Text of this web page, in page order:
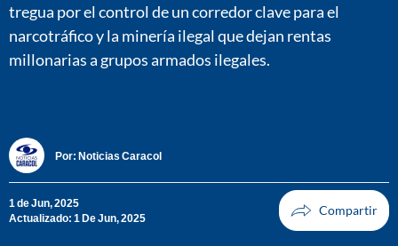
tregua por el control de un corredor clave para el
narcotráfico y la minería ilegal que dejan rentas
millonarias a grupos armados ilegales.
Por: Noticias Caracol
1 de Jun, 2025
Actualizado: 1 De Jun, 2025